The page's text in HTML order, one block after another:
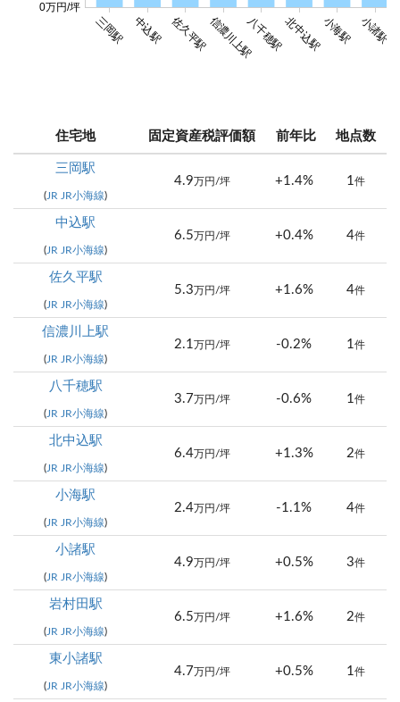
三岡駅 中込駅 佐久平駅信濃川上駅八千穂駅北中込駅小海駅 小諸駅
0万円/坪
住宅地 固定資産税評価額 前年比 地点数
三岡駅
(JR JR小海線)
4.9万円/坪 +1.4% 1件
中込駅
(JR JR小海線)
6.5万円/坪 +0.4% 4件
佐久平駅
(JR JR小海線)
5.3万円/坪 +1.6% 4件
信濃川上駅
(JR JR小海線)
2.1万円/坪 -0.2% 1件
八千穂駅
(JR JR小海線)
3.7万円/坪 -0.6% 1件
北中込駅
(JR JR小海線)
6.4万円/坪 +1.3% 2件
小海駅
(JR JR小海線)
2.4万円/坪 -1.1% 4件
小諸駅
(JR JR小海線)
4.9万円/坪 +0.5% 3件
岩村田駅
(JR JR小海線)
6.5万円/坪 +1.6% 2件
東小諸駅
(JR JR小海線)
4.7万円/坪 +0.5% 1件